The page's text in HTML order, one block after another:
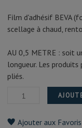
Film d'adhésif BEVA
scellage à chaud,
AU 0,5 METRE : soit
longueur. Les
pliés.
Ajouter aux Favoris